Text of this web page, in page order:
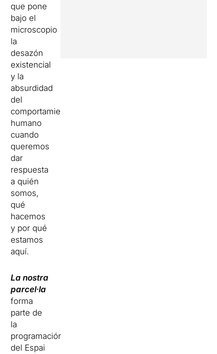
que pone
bajo el
microscopio
la
desazón
existencial
y la
absurdidad
del
comportamiento
humano
cuando
queremos
dar
respuesta
a quién
somos,
qué
hacemos
y por qué
estamos
aquí.
La nostra
parcel·la
forma
parte de
la
programación
del Espai